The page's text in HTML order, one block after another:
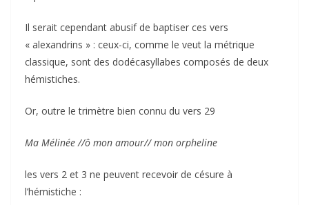
Il serait cependant abusif de baptiser ces vers
« alexandrins » : ceux-ci, comme le veut la métrique
classique, sont des dodécasyllabes composés de deux
hémistiches.
Or, outre le trimètre bien connu du vers 29
Ma Mélinée //ô mon amour// mon orpheline
les vers 2 et 3 ne peuvent recevoir de césure à
l’hémistiche :